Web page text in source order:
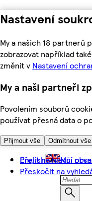
Nastavení
My a našich 18 partnerů
zobrazovat například
změnit v Nastavení
My a naši partneři
Povolením souborů
používat přesná data o
Přijmout vše Odmítnout vše
Přejít na hlavní
Přeskočit na
English Můj